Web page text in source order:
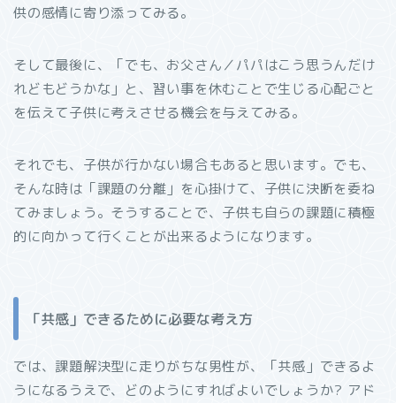
供の感情に寄り添ってみる。
そして最後に、「でも、お父さん／パパはこう思うんだけ
れどもどうかな」と、習い事を休むことで生じる心配ごと
を伝えて子供に考えさせる機会を与えてみる。
それでも、子供が行かない場合もあると思います。でも、
そんな時は「課題の分離」を心掛けて、子供に決断を委ね
てみましょう。そうすることで、子供も自らの課題に積極
的に向かって行くことが出来るようになります。
「共感」できるために必要な考え方
では、課題解決型に走りがちな男性が、「共感」できるよ
うになるうえで、どのようにすればよいでしょうか? アド